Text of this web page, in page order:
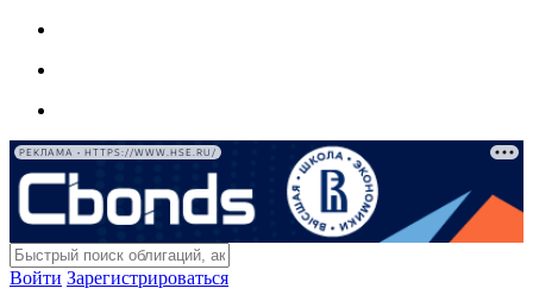
РЕКЛАМА • HTTPS://WWW.HSE.RU/
Войти Зарегистрироваться